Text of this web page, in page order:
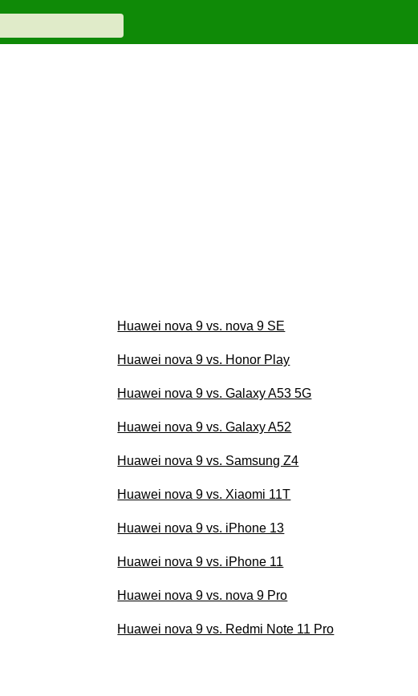
Huawei nova 9 vs. nova 9 SE
Huawei nova 9 vs. Honor Play
Huawei nova 9 vs. Galaxy A53 5G
Huawei nova 9 vs. Galaxy A52
Huawei nova 9 vs. Samsung Z4
Huawei nova 9 vs. Xiaomi 11T
Huawei nova 9 vs. iPhone 13
Huawei nova 9 vs. iPhone 11
Huawei nova 9 vs. nova 9 Pro
Huawei nova 9 vs. Redmi Note 11 Pro